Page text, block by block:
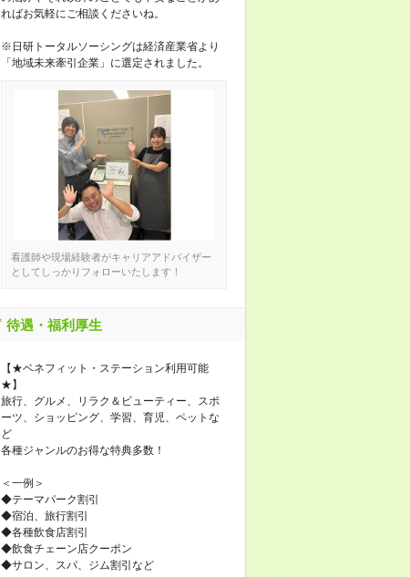
ればお気軽にご相談くださいね。
※日研トータルソーシングは経済産業省より
「地域未来牽引企業」に選定されました。
看護師や現場経験者がキャリアアドバイザー
としてしっかりフォローいたします！
待遇・福利厚生
【★ベネフィット・ステーション利用可能
★】
旅行、グルメ、リラク＆ビューティー、スポ
ーツ、ショッピング、学習、育児、ペットな
ど
各種ジャンルのお得な特典多数！
＜一例＞
◆テーマパーク割引
◆宿泊、旅行割引
◆各種飲食店割引
◆飲食チェーン店クーポン
◆サロン、スパ、ジム割引など